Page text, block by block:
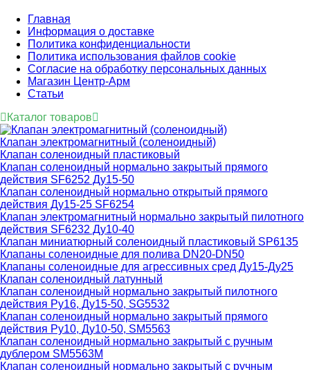
Главная
Информация о доставке
Политика конфиденциальности
Политика использования файлов cookie
Согласие на обработку персональных данных
Магазин Центр-Арм
Статьи
Каталог товаров
Клапан электромагнитный (соленоидный)
Клапан соленоидный пластиковый
Клапан соленоидный нормально закрытый прямого
действия SF6252 Ду15-50
Клапан соленоидный нормально открытый прямого
действия Ду15-25 SF6254
Клапан электромагнитный нормально закрытый пилотного
действия SF6232 Ду10-40
Клапан миниатюрный соленоидный пластиковый SP6135
Клапаны соленоидные для полива DN20-DN50
Клапаны соленоидные для агрессивных сред Ду15-Ду25
Клапан соленоидный латунный
Клапан соленоидный нормально закрытый пилотного
действия Ру16, Ду15-50, SG5532
Клапан соленоидный нормально закрытый прямого
действия Ру10, Ду10-50, SM5563
Клапан соленоидный нормально закрытый с ручным
дублером SM5563M
Клапан соленоидный нормально закрытый с ручным